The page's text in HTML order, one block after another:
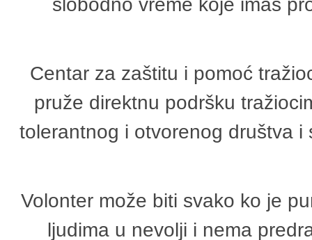
Centar za zaštitu i pomoć
pruže direktnu podršku
tolerantnog i otvorenog društva
Volonter može biti svako ko je
ljudima u nevolji i nema